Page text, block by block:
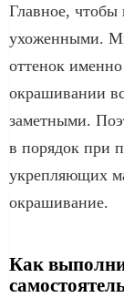
Главное,
ухоженными.
оттенок
окрашивании
заметными.
в порядок при
укрепляющих
окрашивание.
Как